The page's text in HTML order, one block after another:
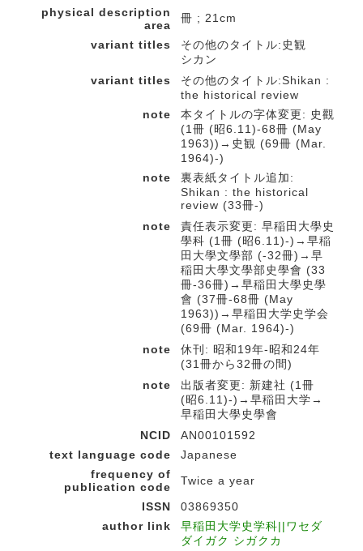
physical description
area
冊 ; 21cm
variant titles
その他のタイトル:史観
シカン
variant titles
その他のタイトル:Shikan :
the historical review
note
本タイトルの字体変更: 史觀
(1冊 (昭6.11)-68冊 (May
1963))→史観 (69冊 (Mar.
1964)-)
note
裏表紙タイトル追加:
Shikan : the historical
review (33冊-)
note
責任表示変更: 早稲田大學史
學科 (1冊 (昭6.11)-)→早稲
田大學文學部 (-32冊)→早
稲田大學文學部史學會 (33
冊-36冊)→早稲田大學史學
會 (37冊-68冊 (May
1963))→早稲田大学史学会
(69冊 (Mar. 1964)-)
note
休刊: 昭和19年-昭和24年
(31冊から32冊の間)
note
出版者変更: 新建社 (1冊
(昭6.11)-)→早稲田大学→
早稲田大學史學會
NCID
AN00101592
text language code
Japanese
frequency of
publication code
Twice a year
ISSN
03869350
author link
早稲田大学史学科||ワセダ
ダイガク シガクカ